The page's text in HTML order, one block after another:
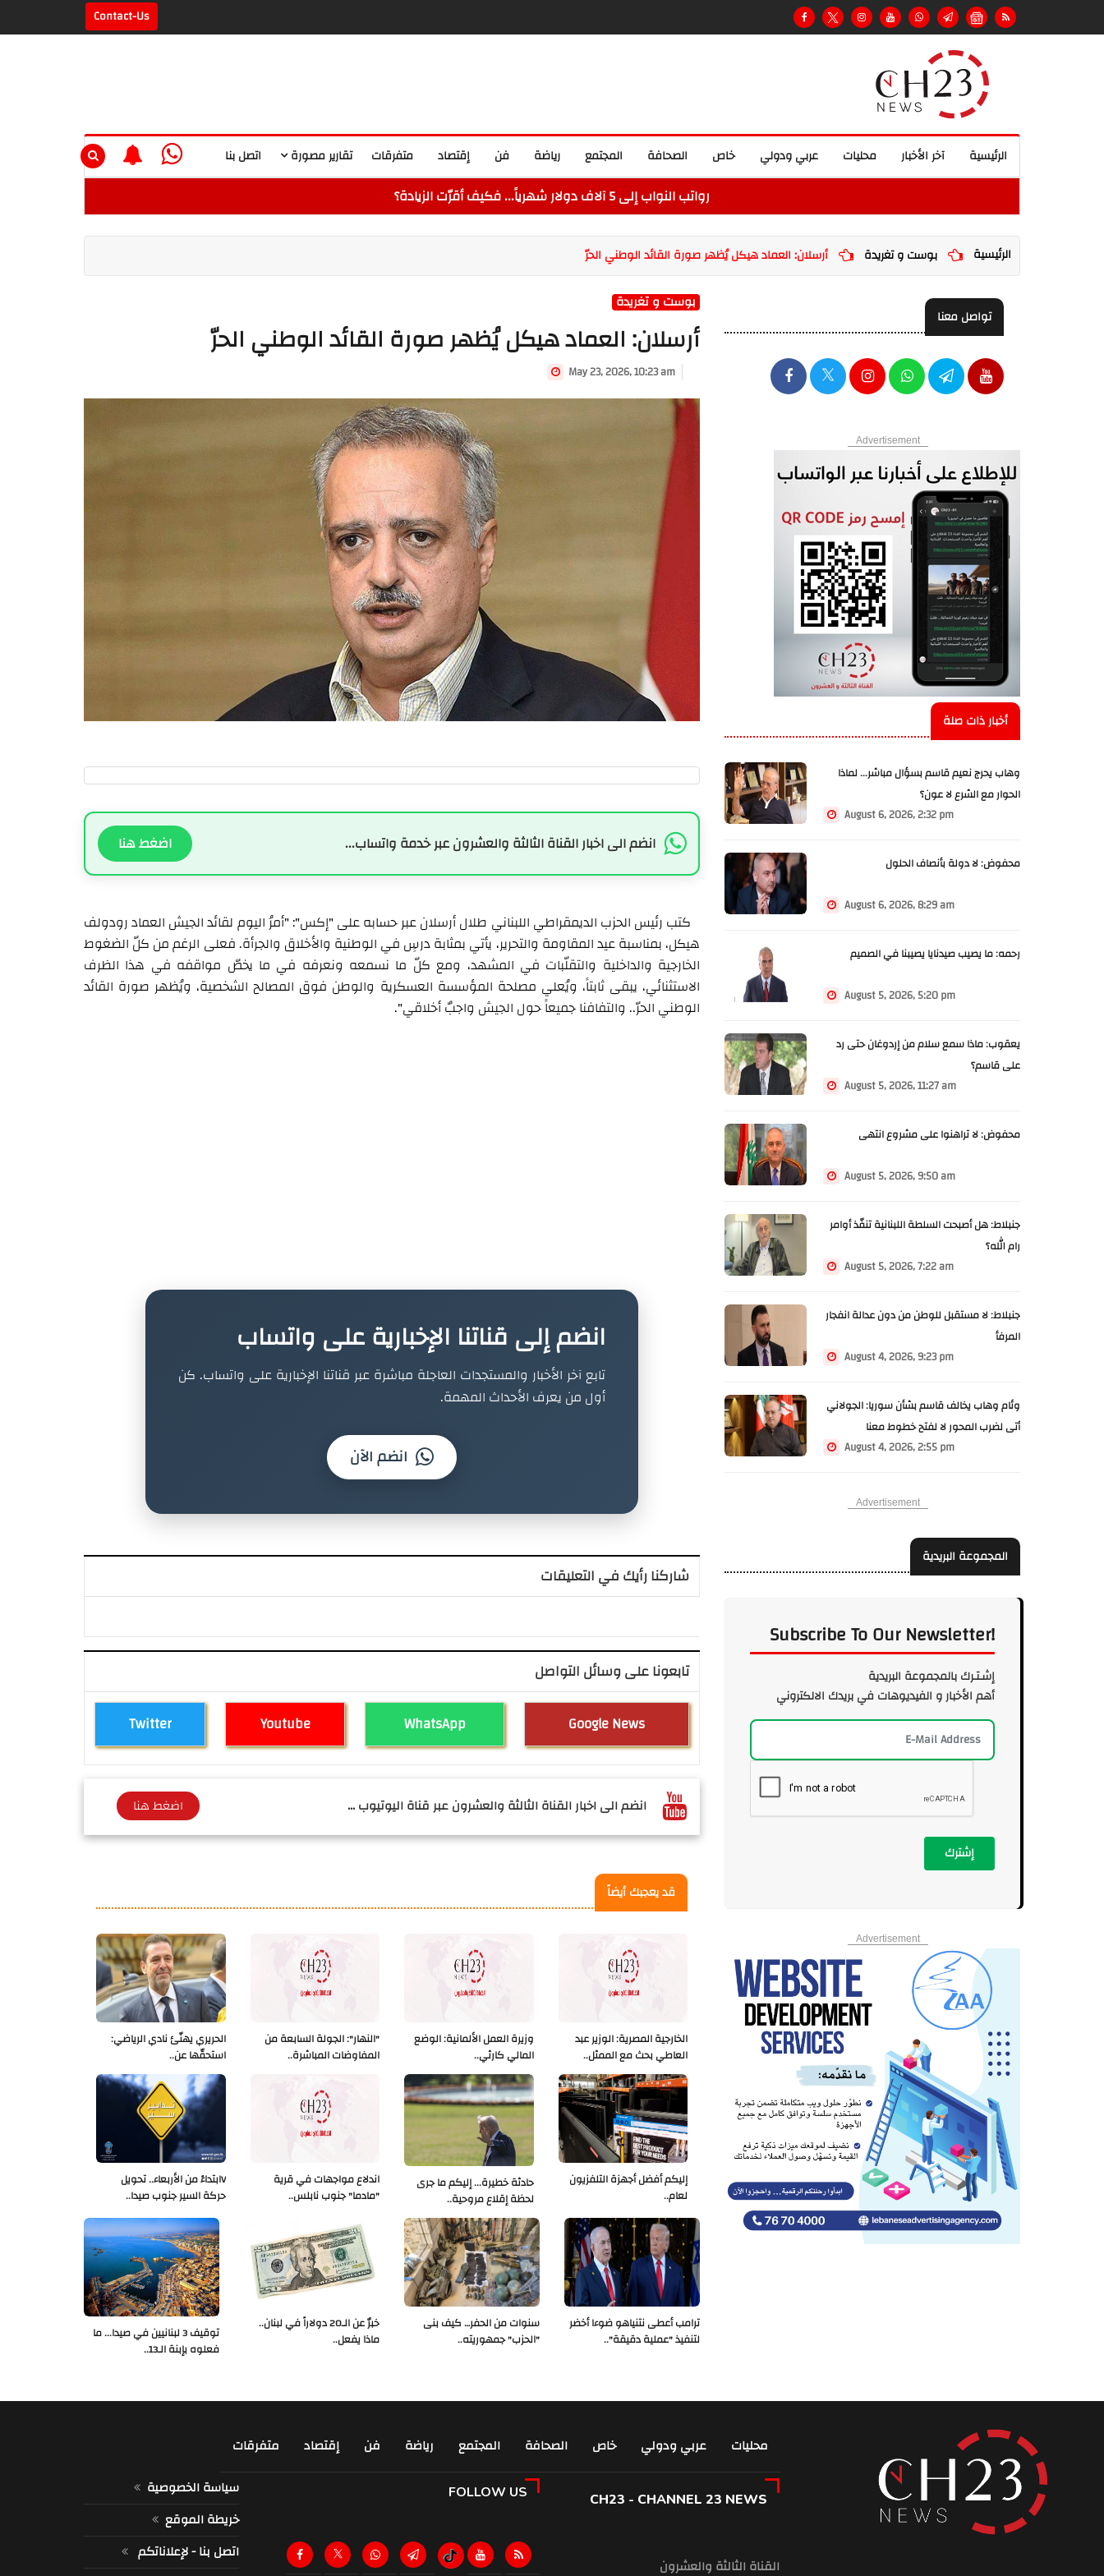
Contact-Us
اتصل بنا تقارير مصورة متفرقات إقتصاد فن رياضة المجتمع الصحافة خاص عربي ودولي محليات آخر الأخبار الرئيسية
رواتب النواب إلى 5 آلاف دولار شهرياً... فكيف أقرّت الزيادة؟
الرئيسية بوست و تغريدة أرسلان: العماد هيكل يُظهر صورة القائد الوطني الحرّ
بوست و تغريدة
أرسلان: العماد هيكل يُظهر صورة القائد الوطني الحرّ
May 23, 2026, 10:23 am
انضم الى اخبار القناة الثالثة والعشرون عبر خدمة واتساب... اضغط هنا
كتب رئيس الحزب الديمقراطي اللبناني طلال أرسلان عبر حسابه على "إكس": "أمرُ اليوم لقائد الجيش العماد رودولف
هيكل، بمناسبة عيد المقاومة والتحرير، يأتي بمثابة درسٍ في الوطنية والأخلاق والجرأة. فعلى الرغم من كلّ الضغوط
الخارجية والداخلية والتقلّبات في المشهد، ومع كلّ ما نسمعه ونعرفه في ما يخصّ مواقفه في هذا الظرف
الاستثنائي، يبقى ثابتاً، ويُعلي مصلحة المؤسسة العسكرية والوطن فوق المصالح الشخصية، ويُظهر صورة القائد
الوطني الحرّ.. والتفافنا جميعاً حول الجيش واجبٌ أخلاقي".
انضم إلى قناتنا الإخبارية على واتساب
تابع آخر الأخبار والمستجدات العاجلة مباشرة عبر قناتنا الإخبارية على واتساب. كن
أول من يعرف الأحداث المهمة.
انضم الآن
شاركنا رأيك في التعليقات
تابعونا على وسائل التواصل
Twitter Youtube WhatsApp Google News
انضم الى اخبار القناة الثالثة والعشرون عبر قناة اليوتيوب ... اضغط هنا
قد يعجبك أيضاً
الحريري يهنّئ نادي الرياضي:
استحقّها عن..
"النهار": الجولة السابعة من
المفاوضات المباشرة..
وزيرة العمل الألمانية: الوضع
المالي كارثي..
الخارجية المصرية: الوزير عبد
العاطي بحث مع الممثل..
Vابتداءً من الأربعاء.. تحويل
حركة السير جنوب صيدا..
اندلاع مواجهات في قرية
"مادما" جنوب نابلس..
حادثة خطيرة... إليكم ما جرى
لحظة إقلاع مروحية..
إليكم أفضل أجهزة التلفزيون
لعام..
توقيف 3 لبنانيين في صيدا... ما
فعلوه بإبنة الـ13..
خبرٌ عن الـ20 دولاراً في لبنان..
ماذا يفعل..
سنوات من الحفر… كيف بنى
"الحزب" جمهوريته..
ترامب أعطى نتنياهو ضوءا أخضر
لتنفيذ "عملية دقيقة"..
تواصل معنا
Advertisement
أخبار ذات صلة
وهاب يحرج نعيم قاسم بسؤال مباشر... لماذا
الحوار مع الشرع لا عون؟
August 6, 2026, 2:32 pm
محفوض: لا دولة بأنصاف الحلول
August 6, 2026, 8:29 am
رحمه: ما يصيب صيدنايا يصيبنا في الصميم
August 5, 2026, 5:20 pm
يعقوب: ماذا سمع سلام من إردوغان حتى رد
على قاسم؟
August 5, 2026, 11:27 am
محفوض: لا تراهنوا على مشروع انتهى
August 5, 2026, 9:50 am
جنبلاط: هل أصبحت السلطة اللبنانية تنفّذ أوامر
رام الله؟
August 5, 2026, 7:22 am
جنبلاط: لا مستقبل للوطن من دون عدالة انفجار
المرفأ
August 4, 2026, 9:23 pm
وئام وهاب يخالف قاسم بشأن سوريا: الجولاني
أتى لضرب المحور لا لفتح خطوط معنا
August 4, 2026, 2:55 pm
Advertisement
المجموعة البريدية
Subscribe To Our Newsletter!
إشـتـرك بالمجموعة البريدية
أهم الأخبار و الفيديوهات في بريدك الالكتروني
إشترك
Advertisement
متفرقات إقتصاد فن رياضة المجتمع الصحافة خاص عربي ودولي
محليات
سياسة الخصوصية
خريطة الموقع
اتصل بنا - لإعلاناتكم
FOLLOW US CH23 - CHANNEL 23 NEWS
القناة الثالثة والعشرون